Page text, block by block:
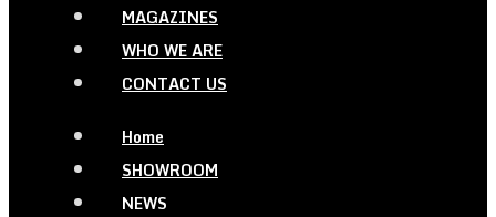
MAGAZINES
WHO WE ARE
CONTACT US
Home
SHOWROOM
NEWS